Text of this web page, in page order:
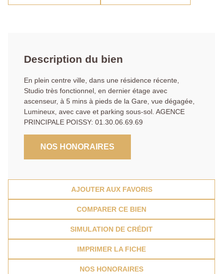
Description du bien
En plein centre ville, dans une résidence récente,
Studio très fonctionnel, en dernier étage avec
ascenseur, à 5 mins à pieds de la Gare, vue dégagée,
Lumineux, avec cave et parking sous-sol. AGENCE
PRINCIPALE POISSY: 01.30.06.69.69
NOS HONORAIRES
AJOUTER AUX FAVORIS
COMPARER CE BIEN
SIMULATION DE CRÉDIT
IMPRIMER LA FICHE
NOS HONORAIRES